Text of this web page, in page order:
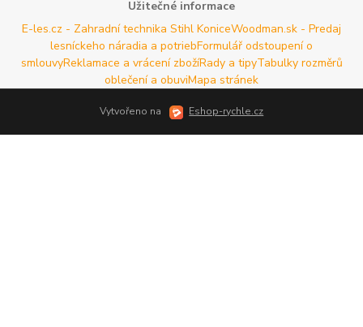
Užitečné informace
E-les.cz - Zahradní technika Stihl KoniceWoodman.sk - Predaj
lesníckeho náradia a potriebFormulář odstoupení o
smlouvyReklamace a vrácení zbožíRady a tipyTabulky rozměrů
oblečení a obuviMapa stránek
Vytvořeno na Eshop-rychle.cz